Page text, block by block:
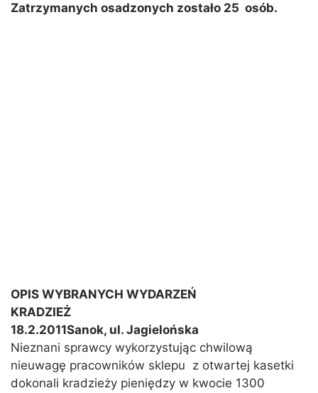
Zatrzymanych osadzonych zostało 25 osób.
OPIS WYBRANYCH WYDARZEŃ
KRADZIEŻ
18.2.2011Sanok, ul. Jagielońska
Nieznani sprawcy wykorzystując chwilową
nieuwagę pracowników sklepu z otwartej kasetki
dokonali kradzieży pieniędzy w kwocie 1300